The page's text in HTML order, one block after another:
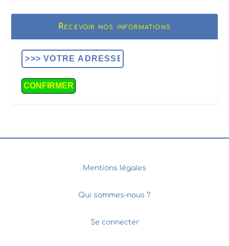
Recevoir nos informations
Mentions légales
Qui sommes-nous ?
Se connecter